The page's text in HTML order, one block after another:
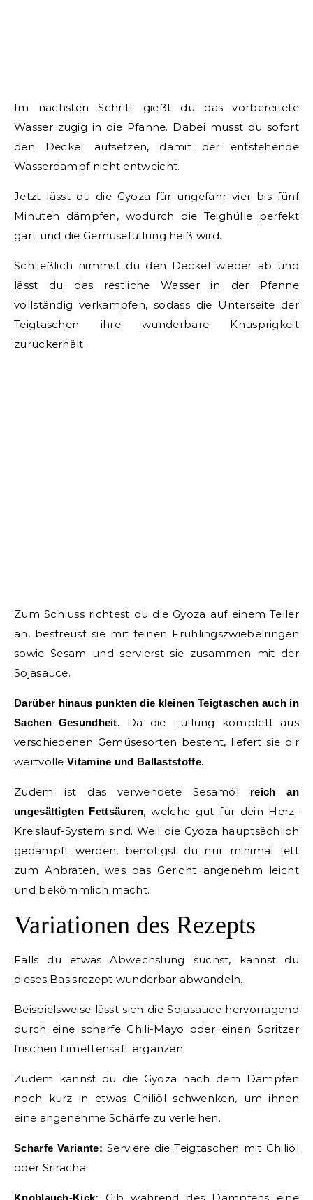
Im nächsten Schritt gießt du das vorbereitete
Wasser zügig in die Pfanne. Dabei musst du sofort
den Deckel aufsetzen, damit der entstehende
Wasserdampf nicht entweicht.
Jetzt lässt du die Gyoza für ungefähr vier bis fünf
Minuten dämpfen, wodurch die Teighülle perfekt
gart und die Gemüsefüllung heiß wird.
Schließlich nimmst du den Deckel wieder ab und
lässt du das restliche Wasser in der Pfanne
vollständig verkampfen, sodass die Unterseite der
Teigtaschen ihre wunderbare Knusprigkeit
zurückerhält.
Zum Schluss richtest du die Gyoza auf einem Teller
an, bestreust sie mit feinen Frühlingszwiebelringen
sowie Sesam und servierst sie zusammen mit der
Sojasauce.
Darüber hinaus punkten die kleinen Teigtaschen auch in
Sachen Gesundheit. Da die Füllung komplett aus
verschiedenen Gemüsesorten besteht, liefert sie dir
wertvolle Vitamine und Ballaststoffe.
Zudem ist das verwendete Sesamöl
reich an
ungesättigten Fettsäuren, welche gut für dein Herz-
Kreislauf-System sind. Weil die Gyoza hauptsächlich
gedämpft werden, benötigst du nur minimal fett
zum Anbraten, was das Gericht angenehm leicht
und bekömmlich macht.
Variationen des Rezepts
Falls du etwas Abwechslung suchst, kannst du
dieses Basisrezept wunderbar abwandeln.
Beispielsweise lässt sich die Sojasauce hervorragend
durch eine scharfe Chili-Mayo oder einen Spritzer
frischen Limettensaft ergänzen.
Zudem kannst du die Gyoza nach dem Dämpfen
noch kurz in etwas Chiliöl schwenken, um ihnen
eine angenehme Schärfe zu verleihen.
Scharfe Variante: Serviere die Teigtaschen mit Chiliöl
oder Sriracha.
Knoblauch-Kick: